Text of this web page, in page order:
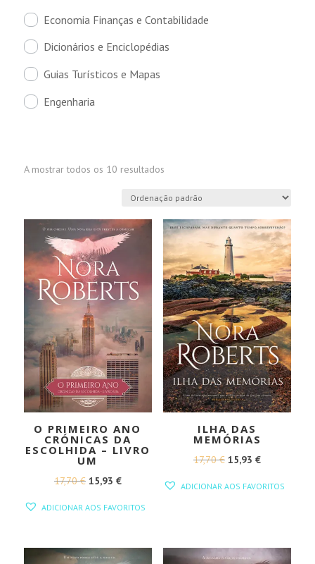
Economia Finanças e Contabilidade
Dicionários e Enciclopédias
Guias Turísticos e Mapas
Engenharia
A mostrar todos os 10 resultados
O PRIMEIRO ANO
CRÓNICAS DA
ESCOLHIDA – LIVRO
UM
17,70€ O
17,70 €.
15,93 €O
15,93 €.
ADICIONAR AOS FAVORITOS
ILHA DAS
MEMÓRIAS
17,70€ O
15,93 €O
ADICIONAR AOS FAVORITOS